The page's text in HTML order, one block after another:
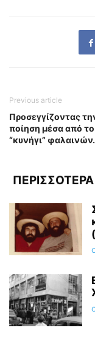
Previous article
Προσεγγίζοντας
ποίηση μέσα από το
“κυνήγι”